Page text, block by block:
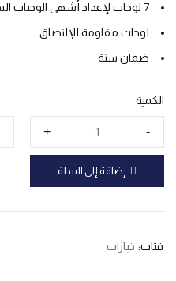
7 لوحات لإعداد أشهى الوجبات السريعة
لوحات مقاومة للإلتصاق
ضمان سنة
الكمية
إضافة إلى السلة
فئات: خبازات